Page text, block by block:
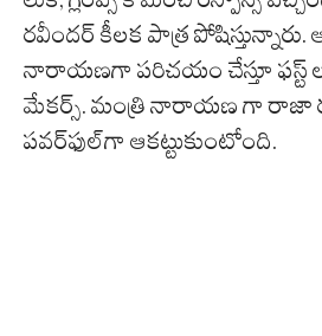
రవీందర్‌ కీలక పాత్ర
నారాయణగా పరిచయం చేస్తూ ఫస్ట్
మేకర్స్. మంత్రి నారాయణ గా రాజా
పవర్‌ఫుల్‌గా ఆకట్టుకుంటోంది.